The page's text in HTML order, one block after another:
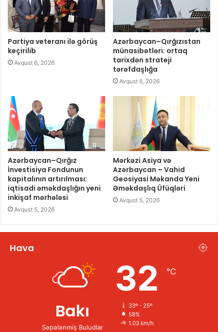
Partiya veteranı ilə görüş
keçirilib
Avqust 6, 2026
Azərbaycan–Qırğızıstan
münasibətləri: ortaq
tarixdən strateji
tərəfdaşlığa
Avqust 6, 2026
Azərbaycan–Qırğız
İnvestisiya Fondunun
kapitalının artırılması:
iqtisadi əməkdaşlığın yeni
inkişaf mərhələsi
Avqust 5, 2026
Mərkəzi Asiya və
Azərbaycan – Vahid
Geosiyasi Məkanda Yeni
Əməkdaşlıq Üfüqləri
Avqust 5, 2026
Hava
Bakı
Səpələnmiş Buludlar
32 ℃
33º - 25º
58%
1.03 km/h